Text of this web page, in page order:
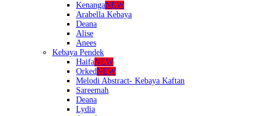
KenangaNEW
Arabella Kebaya
Deana
Alise
Anees
Kebaya Pendek
HaifaNEW
OrkedNEW
Melodi Abstract- Kebaya Kaftan
Sareemah
Deana
Lydia